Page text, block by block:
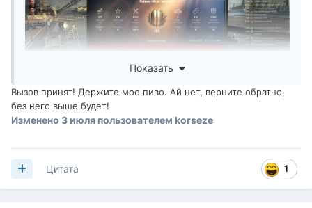
Показать
Вызов принят! Держите мое пиво. Ай нет, верните обратно,
без него выше будет!
Изменено 3 июля пользователем korseze
1
Цитата